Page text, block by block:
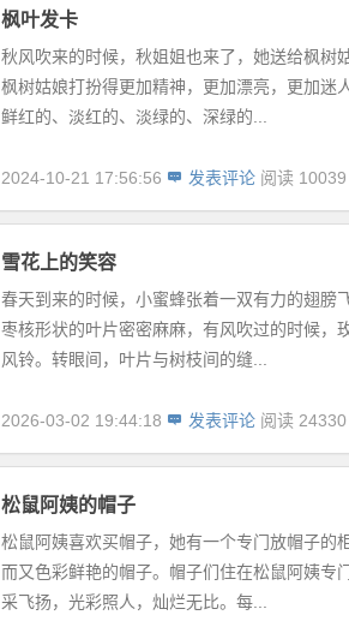
枫叶发卡
秋风吹来的时候，秋姐姐也来了，她送给枫树
枫树姑娘打扮得更加精神，更加漂亮，更加迷
鲜红的、淡红的、淡绿的、深绿的...
2024-10-21 17:56:56 发表评论 阅读 10039
雪花上的笑容
春天到来的时候，小蜜蜂张着一双有力的翅膀
枣核形状的叶片密密麻麻，有风吹过的时候，
风铃。转眼间，叶片与树枝间的缝...
2026-03-02 19:44:18 发表评论 阅读 24330
松鼠阿姨的帽子
松鼠阿姨喜欢买帽子，她有一个专门放帽子的
而又色彩鲜艳的帽子。帽子们住在松鼠阿姨专
采飞扬，光彩照人，灿烂无比。每...